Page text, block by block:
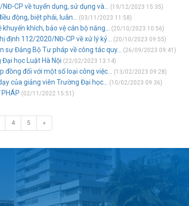
CP về tuyển dụng, sử dụng và... (19/12/2023 15:35)
động, biệt phái, luân... (03/11/2023 11:58)
khích, bảo vệ cán bộ năng... (20/10/2023 10:56)
112/2020/NĐ-CP về xử lý kỷ... (20/10/2023 09:55)
Đảng Bộ Tư pháp về công tác quy... (26/09/2023 09:41)
học Luật Hà Nội (22/02/2023 13:14)
đối với một số loại công việc... (13/02/2023 09:28)
của giảng viên Trường Đại học... (10/02/2023 09:36)
PHÁP (02/11/2022 15:51)
4 5 »